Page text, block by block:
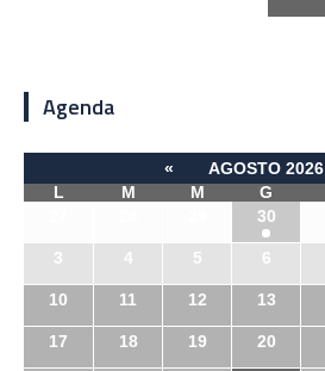
Agenda
« AGOSTO 2026
L
M M G
30
3 4 5 6
10 11 12 13
17 18 19 20